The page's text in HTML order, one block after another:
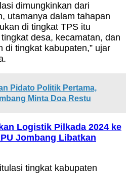
dimungkinkan dari
utamanya dalam tahapan
di tingkat TPS itu
desa, kecamatan, dan
di tingkat kabupaten,” ujar
Pidato Politik Pertama,
Minta Doa Restu
Logistik Pilkada 2024 ke
Jombang Libatkan
tingkat kabupaten